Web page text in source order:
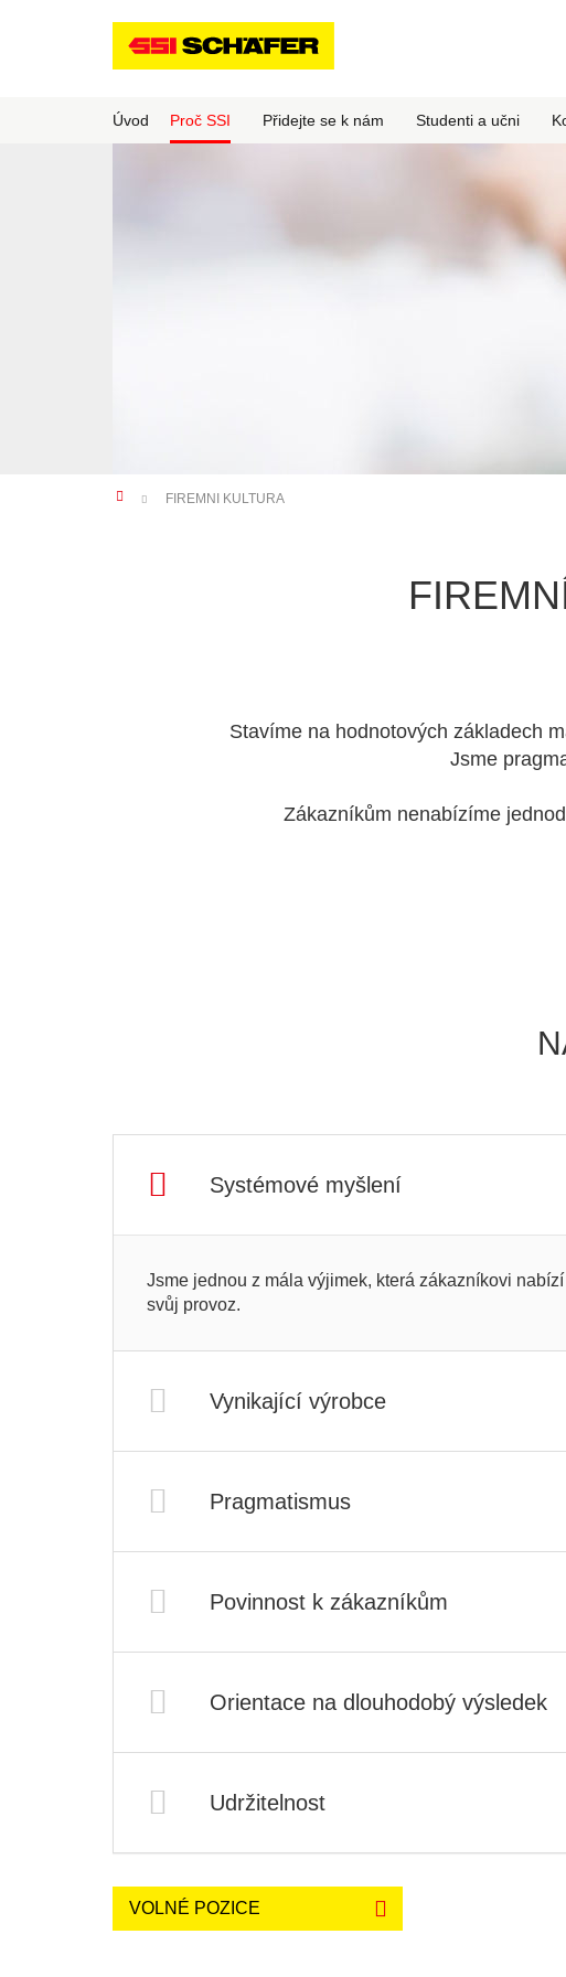
Úvod Proč SSI Přidejte se k nám Studenti a učni
FIREMNÍ KULTURA
Stavíme na hodnotových základech
Jsme
Zákazníkům nenabízíme
Systémové myšlení
Jsme jednou z mála výjimek, která zákazníkovi
svůj provoz.
Vynikající výrobce
Pragmatismus
Povinnost k zákazníkům
Orientace na dlouhodobý výsledek
Udržitelnost
VOLNÉ POZICE